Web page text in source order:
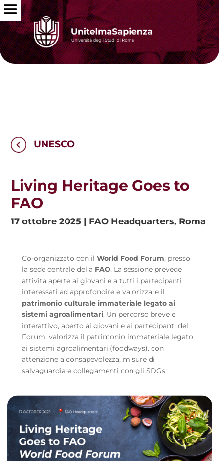
UNESCO
Living Heritage Goes to
FAO
17 ottobre 2025 | FAO Headquarters, Roma
Co-organizzato con il World Food Forum, presso
la sede centrale della FAO. La sessione prevede
attività aperte ai giovani e a tutti i partecipanti
interessati ad approfondire e valorizzare il
patrimonio culturale immateriale legato ai
sistemi agroalimentari. Un percorso breve e
interattivo, aperto ai giovani e ai partecipanti del
Forum, valorizza il patrimonio immateriale legato
ai sistemi agroalimentari (foodways), con
attenzione a consapevolezza, misure di
salvaguardia e collegamenti con gli SDGs.